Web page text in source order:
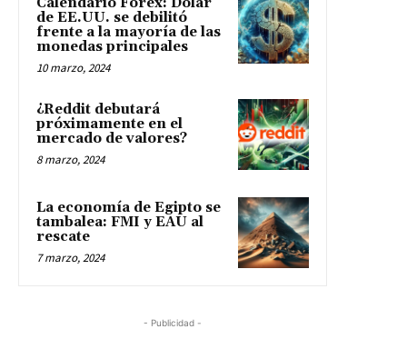
de EE.UU. se debilitó
frente a la mayoría de las
monedas principales
10 marzo, 2024
¿Reddit debutará
próximamente en el
mercado de valores?
8 marzo, 2024
La economía de Egipto se
tambalea: FMI y EAU al
rescate
7 marzo, 2024
- Publicidad -